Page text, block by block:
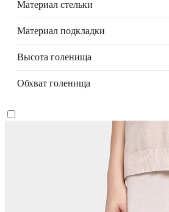
Материал стельки
Материал подкладки
Высота голенища
Обхват голенища